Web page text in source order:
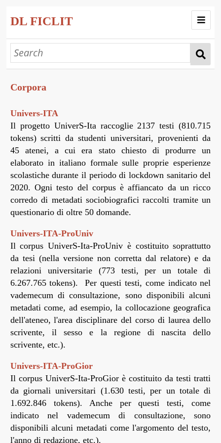
DL FICLIT
Home
Progetto
Collezioni
Mostre Virtuali
Corpora
Corpora
Univers-ITA
Il progetto UniverS-Ita raccoglie 2137 testi (810.715
tokens) scritti da studenti universitari, provenienti da
45 atenei, a cui era stato chiesto di produrre un
elaborato in italiano formale sulle proprie esperienze
scolastiche durante il periodo di lockdown sanitario del
2020. Ogni testo del corpus è affiancato da un ricco
corredo di metadati sociobiografici raccolti tramite un
questionario di oltre 50 domande.
Univers-ITA-ProUniv
Il corpus UniverS-Ita-ProUniv è costituito soprattutto
da tesi (nella versione non corretta dal relatore) e da
relazioni universitarie (773 testi, per un totale di
6.267.765 tokens). Per questi testi, come indicato nel
vademecum di consultazione, sono disponibili alcuni
metadati come, ad esempio, la collocazione geografica
dell'ateneo, l'area disciplinare del corso di laurea dello
scrivente, il sesso e la regione di nascita dello
scrivente, etc.).
Univers-ITA-ProGior
Il corpus UniverS-Ita-ProGior è costituito da testi tratti
da giornali universitari (1.630 testi, per un totale di
1.692.846 tokens). Anche per questi testi, come
indicato nel vademecum di consultazione, sono
disponibili alcuni metadati come l'argomento del testo,
l'anno di redazione, etc.).